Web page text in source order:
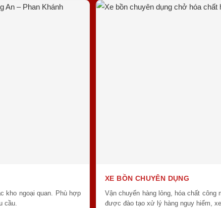
kho ngoại quan. Phù hợp
cầu.
XE BỒN CHUYÊN DỤNG
Vận chuyển hàng lỏng, hóa chất công
được đào tạo xử lý hàng nguy hiểm,